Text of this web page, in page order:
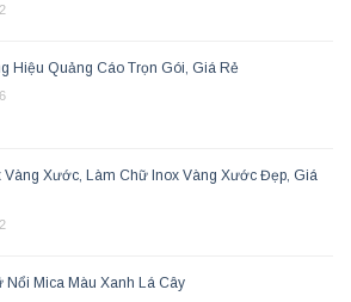
Hiệu Quảng Cáo Trọn Gói, Giá Rẻ
Vàng Xước, Làm Chữ Inox Vàng Xước Đẹp, Giá
Nổi Mica Màu Xanh Lá Cây